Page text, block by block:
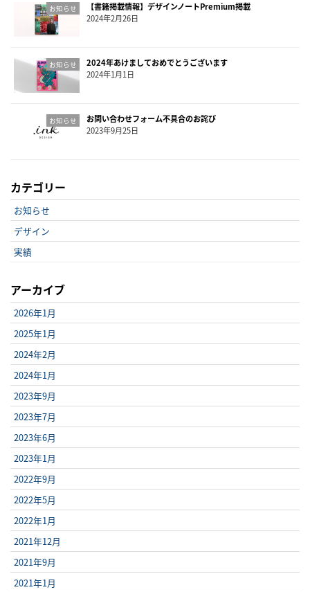
お知らせ
【書籍掲載情報】デザインノートPremium掲載
2024年2月26日
お知らせ
2024年あけましておめでとうございます
2024年1月1日
お知らせ
お問い合わせフォーム不具合のお詫び
2023年9月25日
カテゴリー
お知らせ
デザイン
実績
アーカイブ
2026年1月
2025年1月
2024年2月
2024年1月
2023年9月
2023年7月
2023年6月
2023年1月
2022年9月
2022年5月
2022年1月
2021年12月
2021年9月
2021年1月